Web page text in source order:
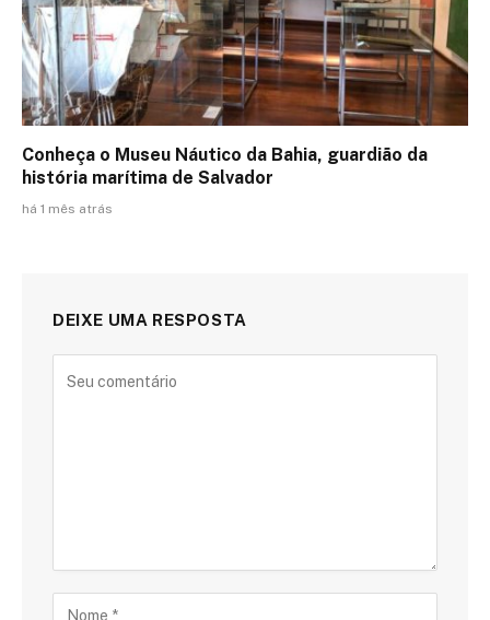
Conheça o Museu Náutico da Bahia, guardião da
história marítima de Salvador
há 1 mês atrás
DEIXE UMA RESPOSTA